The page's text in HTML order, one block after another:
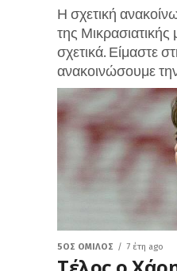
Η σχετική
της Μικρασιατικής
σχετικά. Είμαστε
ανακοινώσουμε
5ΟΣ ΌΜΙΛΟΣ 7 έτη ago